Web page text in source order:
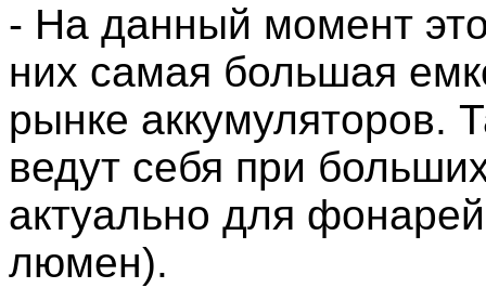
- На данный момент
них самая большая
рынке аккумуляторов.
ведут себя при
актуально для
люмен).